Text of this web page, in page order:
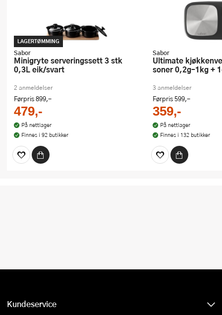
LAGERTØMMING
Sabor
Minigryte serveringssett 3 stk
0,3L eik/svart
2 anmeldelser
Førpris899,-
479,-
På nettlager
Finnes i 92 butikker
Sabor
Ultimate kjøkkenvekt med to
soner 0,2g–1kg +
3 anmeldelser
Førpris599,-
359,-
På nettlager
Finnes i 132 butikker
Kundeservice